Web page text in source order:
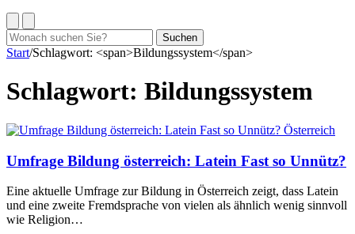
Suchen
nach:
Suchen
Start/Schlagwort: <span>Bildungssystem</span>
Schlagwort: Bildungssystem
Österreich
Umfrage Bildung österreich: Latein Fast so Unnütz?
Eine aktuelle Umfrage zur Bildung in Österreich zeigt, dass Latein
und eine zweite Fremdsprache von vielen als ähnlich wenig sinnvoll
wie Religion…